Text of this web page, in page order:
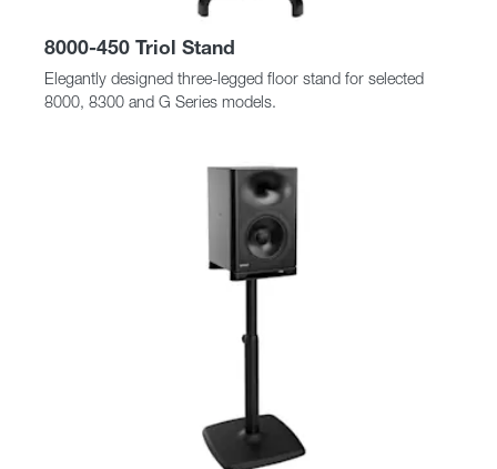
8000-450 Triol Stand
Elegantly designed three-legged floor stand for selected
8000, 8300 and G Series models.